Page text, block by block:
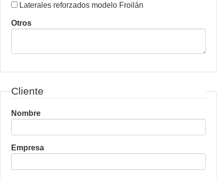
Laterales reforzados modelo Froilán
Otros
Cliente
Nombre
Empresa